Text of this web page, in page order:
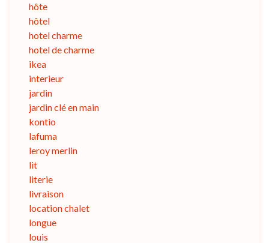
hôte
hôtel
hotel charme
hotel de charme
ikea
interieur
jardin
jardin clé en main
kontio
lafuma
leroy merlin
lit
literie
livraison
location chalet
longue
louis